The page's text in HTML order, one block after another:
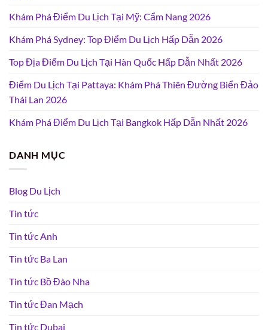
Khám Phá Điểm Du Lịch Tại Mỹ: Cẩm Nang 2026
Khám Phá Sydney: Top Điểm Du Lịch Hấp Dẫn 2026
Top Địa Điểm Du Lịch Tại Hàn Quốc Hấp Dẫn Nhất 2026
Điểm Du Lịch Tại Pattaya: Khám Phá Thiên Đường Biển Đảo
Thái Lan 2026
Khám Phá Điểm Du Lịch Tại Bangkok Hấp Dẫn Nhất 2026
DANH MỤC
Blog Du Lịch
Tin tức
Tin tức Anh
Tin tức Ba Lan
Tin tức Bồ Đào Nha
Tin tức Đan Mạch
Tin tức Dubai